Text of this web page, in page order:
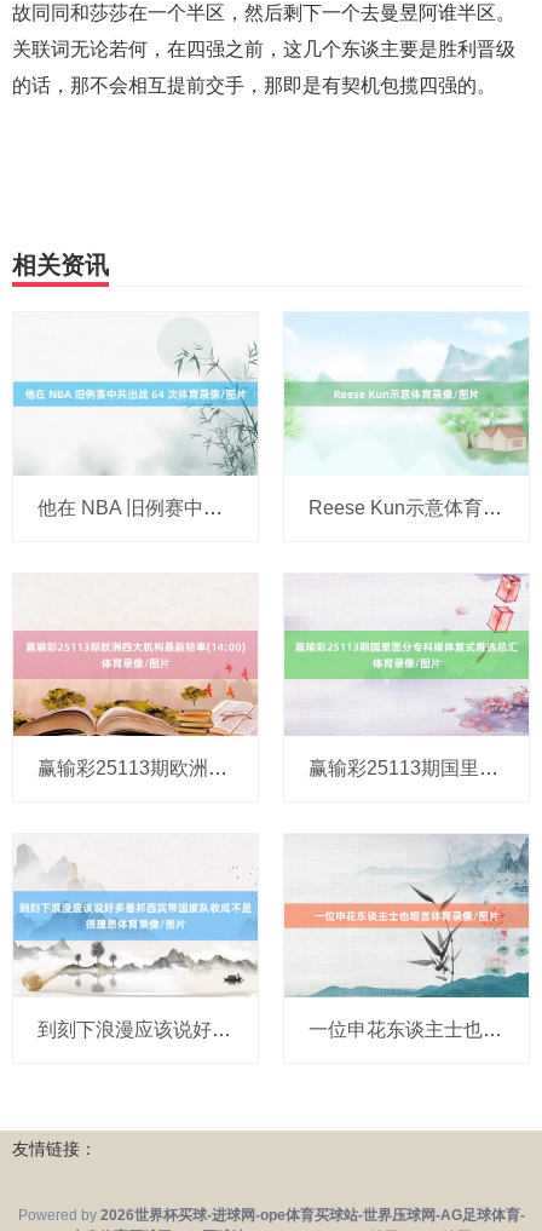
故同同和莎莎在一个半区，然后剩下一个去曼昱阿谁半区。
关联词无论若何，在四强之前，这几个东谈主要是胜利晋级
的话，那不会相互提前交手，那即是有契机包揽四强的。
相关资讯
他在 NBA 旧例赛中共出战 64 次体育录像/图片 Reese Kun示意体育录像/图片
赢输彩25113期欧洲四大机构最新赔率(14:00)体育录像/图片 赢输彩25113期国里面分专科媒体复式推选总汇体育录像/图片
到刻下浪漫应该说好多番邦西宾带国度队收成不是很理思体育录像/图片 一位申花东谈主士也坦言体育录像/图片
友情链接：
Powered by 2026世界杯买球-进球网-ope体育买球站-世界压球网-AG足球体育-